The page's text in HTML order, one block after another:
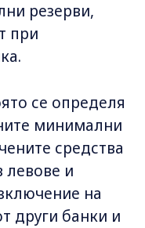
резерви,
при
се определя
минимални
средства
левове и
на
други банки и